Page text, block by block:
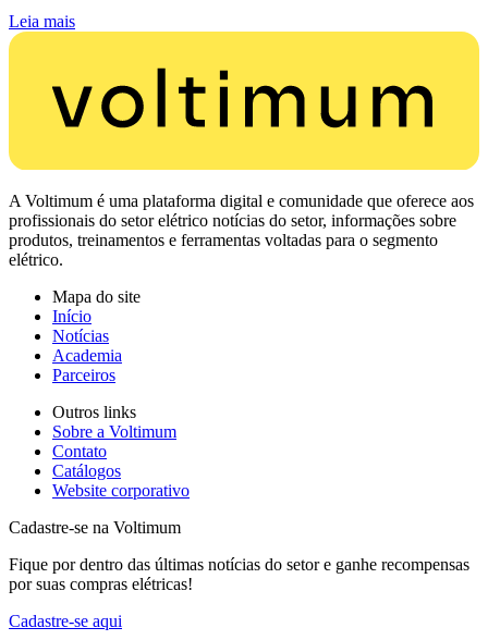
Leia mais
A Voltimum é uma plataforma digital e comunidade que oferece aos
profissionais do setor elétrico notícias do setor, informações sobre
produtos, treinamentos e ferramentas voltadas para o segmento
elétrico.
Mapa do site
Início
Notícias
Academia
Parceiros
Outros links
Sobre a Voltimum
Contato
Catálogos
Website corporativo
Cadastre-se na Voltimum
Fique por dentro das últimas notícias do setor e ganhe recompensas
por suas compras elétricas!
Cadastre-se aqui